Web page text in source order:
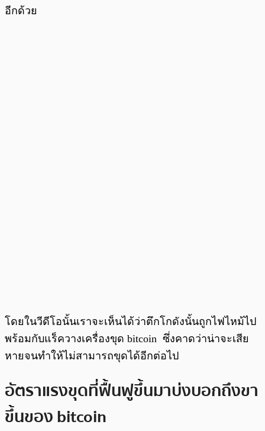
อีกด้วย
โดยในวีดีโอนั้นเราจะเห็นได้ว่าตึกโกดังนั้นถูกไฟไหม้ไป
พร้อมกับแร็ควางเครื่องขุด bitcoin ซึ่งคาดว่าน่าจะเสีย
หายจนทำให้ไม่สามารถขุดได้อีกต่อไป
อัตราแรงขุดที่ฟื้นฟูขึ้นมาบ่งบอกถึงขา
ขึ้นของ bitcoin